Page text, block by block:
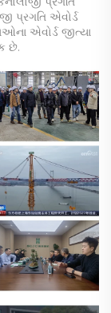
પ્રગતિ એવોર્ડ
એવોર્ડ જીત્યા
છે.